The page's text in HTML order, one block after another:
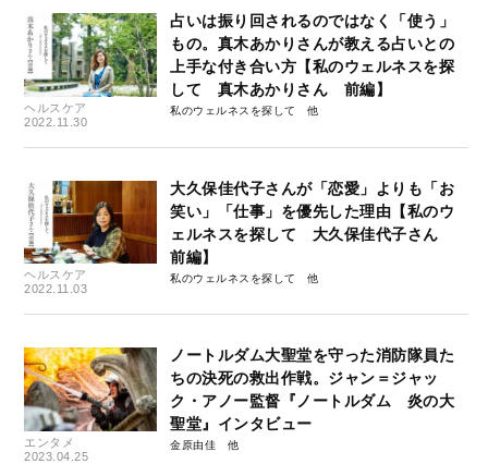
ヘルスケア
2022.11.30
占いは振り回されるのではなく「使う」
もの。真木あかりさんが教える占いとの
上手な付き合い方【私のウェルネスを探
して 真木あかりさん 前編】
私のウェルネスを探して
ヘルスケア
2022.11.03
大久保佳代子さんが「恋愛」よりも「お
笑い」「仕事」を優先した理由【私のウ
ェルネスを探して 大久保佳代子さん
前編】
私のウェルネスを探して
エンタメ
2023.04.25
ノートルダム大聖堂を守った消防隊員た
ちの決死の救出作戦。ジャン＝ジャッ
ク・アノー監督『ノートルダム 炎の大
聖堂』インタビュー
金原由佳